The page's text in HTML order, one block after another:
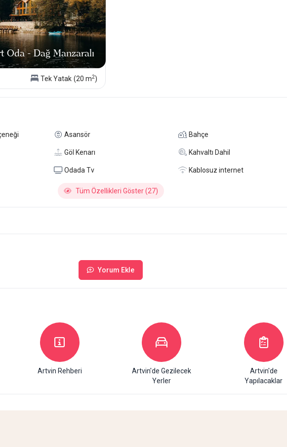
birkaç gece kalın, tulum sesini dinleyin ve gölün sabah
Oda - Dağ Manzaralı
Tek Yatak (20 m2)
Asansör Bahçe
Göl Kenarı Kahvaltı Dahil
Odada Tv Kablosuz internet
Tüm Özellikleri Göster (27)
Yorum Ekle
Artvin Rehberi
Artvin'de Gezilecek
Yerler
Artvin'de
Yapılacaklar